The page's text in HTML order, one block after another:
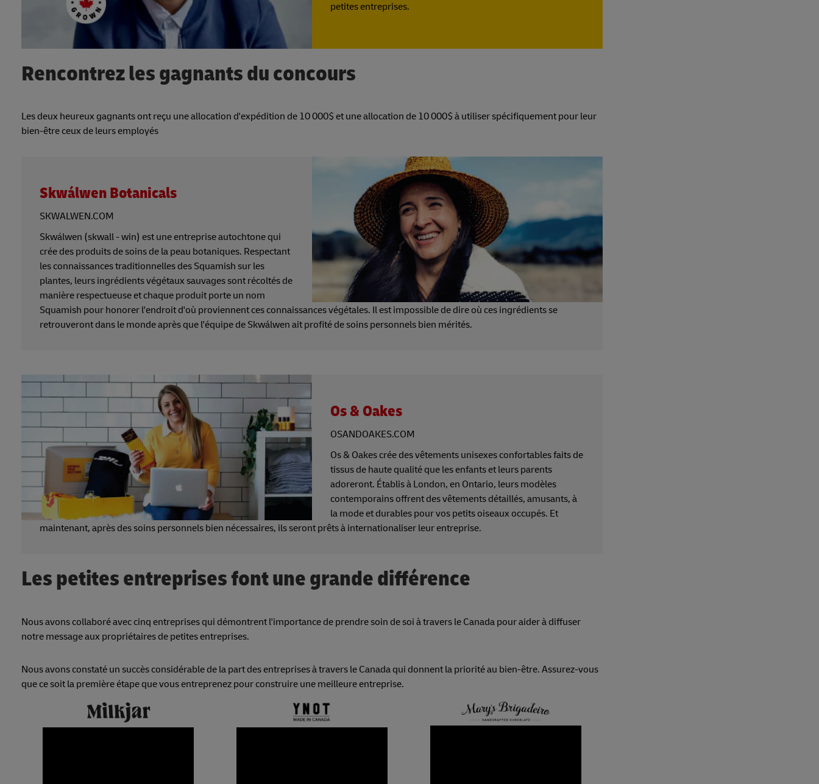
petites entreprises.
Rencontrez les gagnants du concours
Les deux heureux gagnants ont reçu une allocation d'expédition de 10 000$ et une allocation de 10 000$ à utiliser spécifiquement pour leur
bien-être ceux de leurs employés
Skwálwen Botanicals
SKWALWEN.COM
Skwálwen (skwall - win) est une entreprise autochtone qui
crée des produits de soins de la peau botaniques. Respectant
les connaissances traditionnelles des Squamish sur les
plantes, leurs ingrédients végétaux sauvages sont récoltés de
manière respectueuse et chaque produit porte un nom
Squamish pour honorer l'endroit d'où proviennent ces connaissances végétales. Il est impossible de dire où ces ingrédients se
retrouveront dans le monde après que l'équipe de Skwálwen ait profité de soins personnels bien mérités.
Os & Oakes
OSANDOAKES.COM
Os & Oakes crée des vêtements unisexes confortables faits de
tissus de haute qualité que les enfants et leurs parents
adoreront. Établis à London, en Ontario, leurs modèles
contemporains offrent des vêtements détaillés, amusants, à
la mode et durables pour vos petits oiseaux occupés. Et
maintenant, après des soins personnels bien nécessaires, ils seront prêts à internationaliser leur entreprise.
Les petites entreprises font une grande différence
Nous avons collaboré avec cinq entreprises qui démontrent l'importance de prendre soin de soi à travers le Canada pour aider à diffuser
notre message aux propriétaires de petites entreprises.
Nous avons constaté un succès considérable de la part des entreprises à travers le Canada qui donnent la priorité au bien-être. Assurez-vous
que ce soit la première étape que vous entreprenez pour construire une meilleure entreprise.